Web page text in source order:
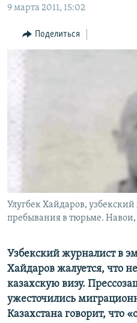
навигации
Вернутся
ТАДЖИКИСТАН
ҚАЗАҚША
КЫРГЫЗЧА
9 марта 2011, 15:02
Поделиться
Улугбек Хайдаров,
пребывания в тюрьме. Навои,
Узбекский журналист в
Хайдаров жалуется, что
казахскую визу.
ужесточились
Казахстана говорит, что